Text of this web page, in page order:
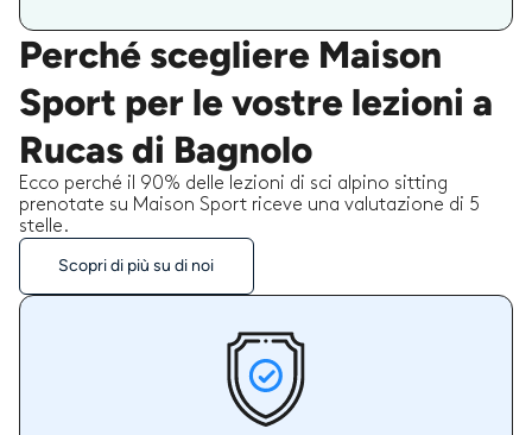
Perché scegliere Maison
Sport per le vostre lezioni a
Rucas di Bagnolo
Ecco perché il 90% delle lezioni di sci alpino sitting
prenotate su Maison Sport riceve una valutazione di 5
stelle.
Scopri di più su di noi